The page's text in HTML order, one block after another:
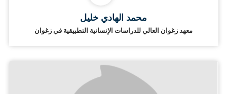
محمد الهادي خليل
معهد زغوان العالي للدراسات الإنسانية التطبيقية في زغوان